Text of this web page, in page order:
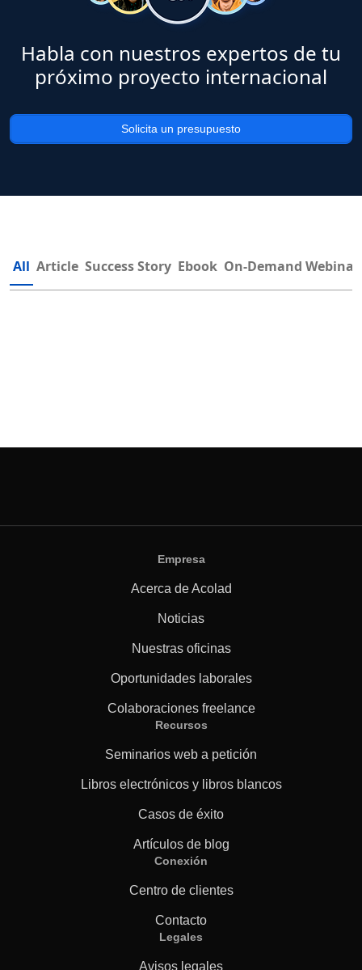
Habla con nuestros expertos de tu
próximo proyecto internacional
Solicita un presupuesto
All Article Success Story Ebook On-Demand Webinar
Empresa
Acerca de Acolad
Noticias
Nuestras oficinas
Oportunidades laborales
Colaboraciones freelance
Recursos
Seminarios web a petición
Libros electrónicos y libros blancos
Casos de éxito
Artículos de blog
Conexión
Centro de clientes
Contacto
Legales
Avisos legales